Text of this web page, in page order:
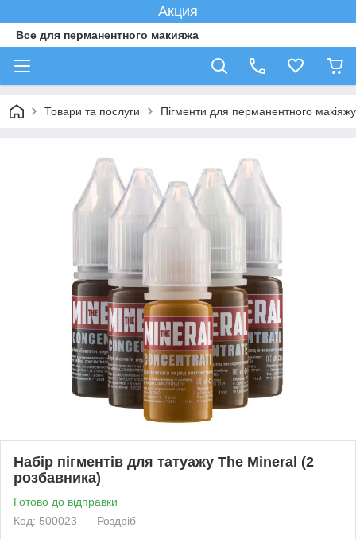
Акция
Все для перманентного макияжа
Товари та послуги Пігменти для перманентного макіяжу
Набір пігментів для татуажу The Mineral (2
розбавника)
Готово до відправки
Код: 500023
Роздріб